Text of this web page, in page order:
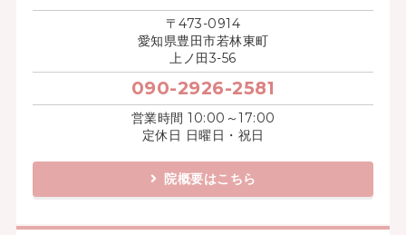
〒473-0914
愛知県豊田市若林東町
上ノ田3-56
090-2926-2581
営業時間 10:00～17:00
定休日 日曜日・祝日
院概要はこちら